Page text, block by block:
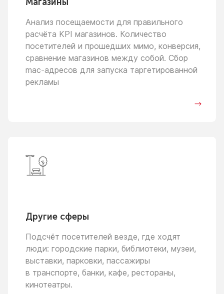
Анализ посещаемости для правильного
расчёта KPI магазинов. Количество
посетителей и прошедших мимо, конверсия,
сравнение магазинов между собой. Сбор
mac-адресов для запуска таргетированной
рекламы
Другие сферы
Подсчёт посетителей везде, где ходят
люди: городские парки, библиотеки, музеи,
выставки, парковки, пассажиры
в транспорте, банки, кафе, рестораны,
кинотеатры.